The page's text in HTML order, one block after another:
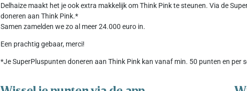
Delhaize maakt het je ook extra makkelijk om Think Pink te steunen. Via de
doneren aan Think Pink.*
Samen zamelden we zo al meer 24.000 euro in.
Een prachtig gebaar, merci!
*Je SuperPluspunten doneren aan Think Pink kan vanaf min. 50 punten en per